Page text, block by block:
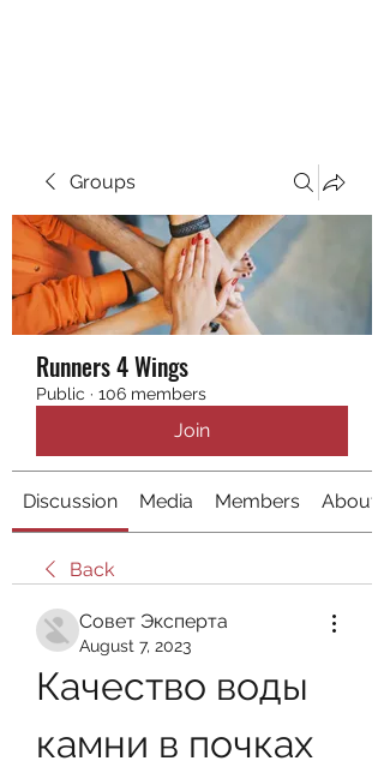
Groups
Runners 4 Wings
Public · 106 members
Join
Discussion Media Members About
Back
Совет Эксперта
August 7, 2023
Качество воды
камни в почках